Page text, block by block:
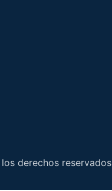
derechos reservados